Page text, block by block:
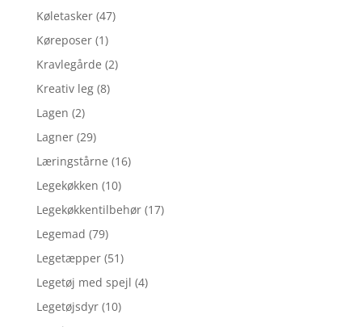
Køletasker (47)
Køreposer (1)
Kravlegårde (2)
Kreativ leg (8)
Lagen (2)
Lagner (29)
Læringstårne (16)
Legekøkken (10)
Legekøkkentilbehør (17)
Legemad (79)
Legetæpper (51)
Legetøj med spejl (4)
Legetøjsdyr (10)